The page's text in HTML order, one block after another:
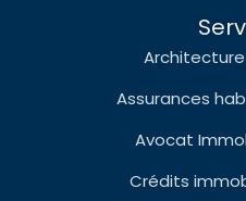
Architecture
Assurances
Avocat
Crédits